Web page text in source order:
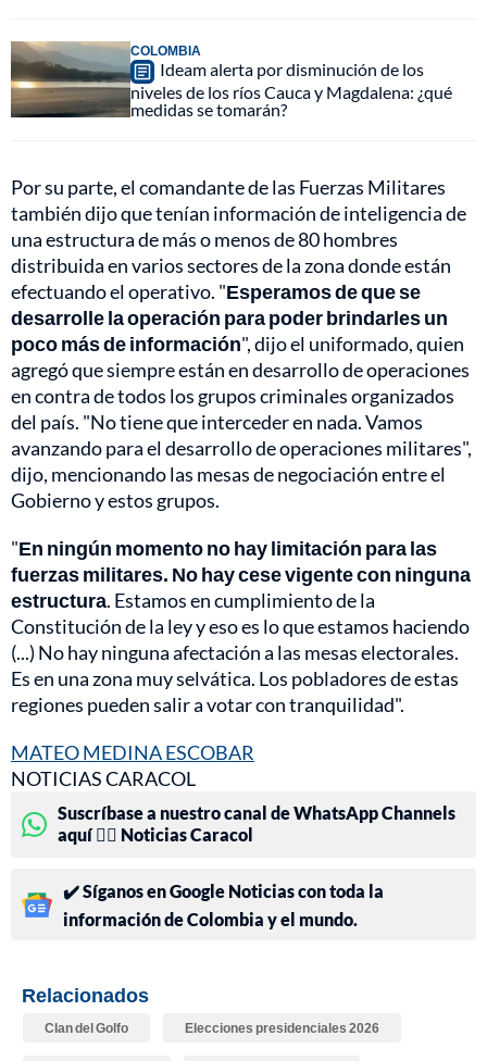
COLOMBIA
Ideam alerta por disminución de los
niveles de los ríos Cauca y Magdalena: ¿qué
medidas se tomarán?
Por su parte, el comandante de las Fuerzas Militares
también dijo que tenían información de inteligencia de
una estructura de más o menos de 80 hombres
distribuida en varios sectores de la zona donde están
efectuando el operativo. "Esperamos de que se
desarrolle la operación para poder brindarles un
poco más de información", dijo el uniformado, quien
agregó que siempre están en desarrollo de operaciones
en contra de todos los grupos criminales organizados
del país. "No tiene que interceder en nada. Vamos
avanzando para el desarrollo de operaciones militares",
dijo, mencionando las mesas de negociación entre el
Gobierno y estos grupos.
"En ningún momento no hay limitación para las
fuerzas militares. No hay cese vigente con ninguna
estructura. Estamos en cumplimiento de la
Constitución de la ley y eso es lo que estamos haciendo
(...) No hay ninguna afectación a las mesas electorales.
Es en una zona muy selvática. Los pobladores de estas
regiones pueden salir a votar con tranquilidad".
MATEO MEDINA ESCOBAR
NOTICIAS CARACOL
Suscríbase a nuestro canal de WhatsApp Channels
aquí 👉🏻 Noticias Caracol
✔️ Síganos en Google Noticias con toda la
información de Colombia y el mundo.
Relacionados
Clan del Golfo Elecciones presidenciales 2026